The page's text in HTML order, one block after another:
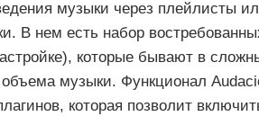
музыки через плейлисты
В нем есть набор
которые бывают в
музыки. Функционал
которая позволит